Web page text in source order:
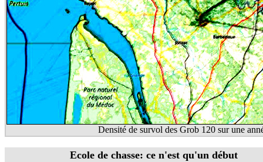
Densité de survol des Grob 120 sur une
Ecole de chasse: ce n'est qu'un début